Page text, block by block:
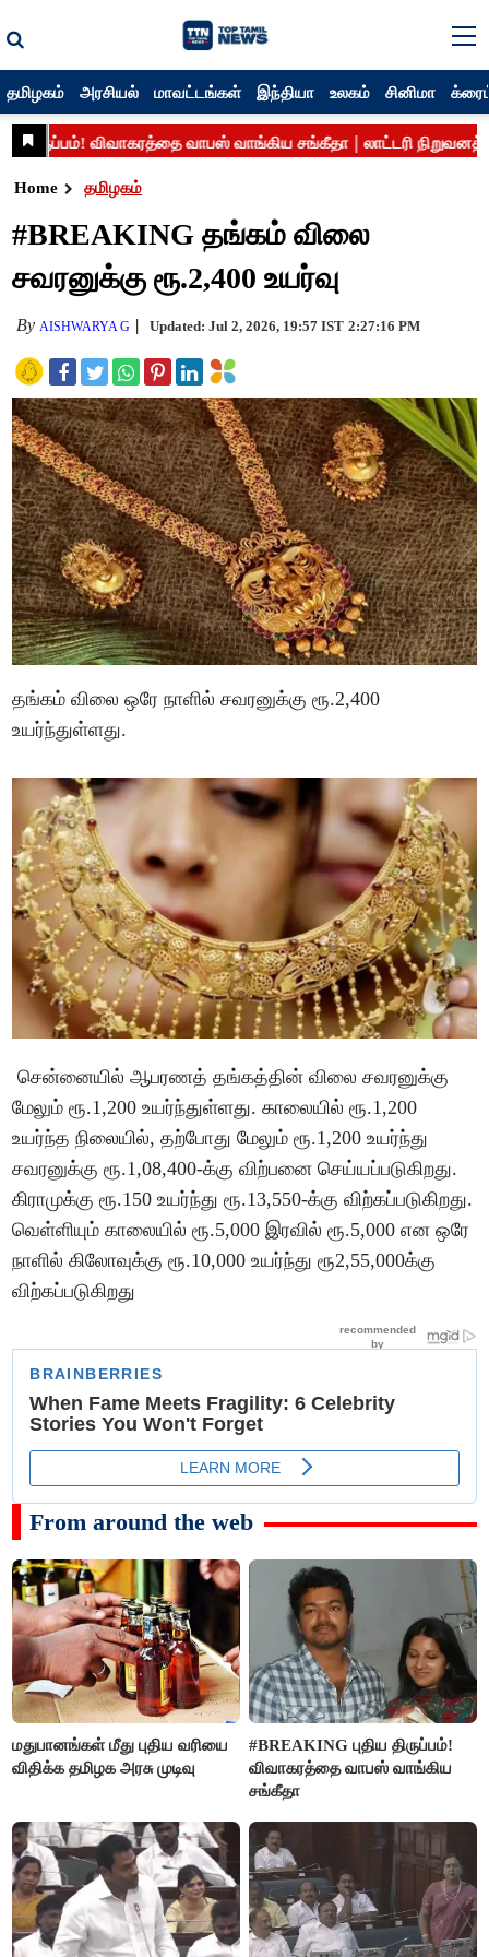
தமிழகம் அரசியல் மாவட்டங்கள் இந்தியா உலகம் சினிமா
Home தமிழகம்
#BREAKING தங்கம் விலை
சவரனுக்கு ரூ.2,400 உயர்வு
By AISHWARYA G Updated: Jul 2, 2026, 19:57 IST 2:27:16 PM
தங்கம் விலை ஒரே நாளில் சவரனுக்கு ரூ.2,400
உயர்ந்துள்ளது.
சென்னையில் ஆபரணத் தங்கத்தின் விலை சவரனுக்கு
மேலும் ரூ.1,200 உயர்ந்துள்ளது. காலையில் ரூ.1,200
உயர்ந்த நிலையில், தற்போது மேலும் ரூ.1,200 உயர்ந்து
சவரனுக்கு ரூ.1,08,400-க்கு விற்பனை செய்யப்படுகிறது.
கிராமுக்கு ரூ.150 உயர்ந்து ரூ.13,550-க்கு விற்கப்படுகிறது.
வெள்ளியும் காலையில் ரூ.5,000 இரவில் ரூ.5,000 என ஒரே
நாளில் கிலோவுக்கு ரூ.10,000 உயர்ந்து ரூ2,55,000க்கு
விற்கப்படுகிறது
From around the web
மதுபானங்கள் மீது புதிய வரியை
விதிக்க தமிழக அரசு முடிவு
#BREAKING புதிய திருப்பம்!
விவாகரத்தை வாபஸ் வாங்கிய
சங்கீதா